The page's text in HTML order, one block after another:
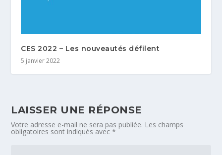
CES 2022 – Les nouveautés défilent
5 janvier 2022
LAISSER UNE RÉPONSE
Votre adresse e-mail ne sera pas publiée. Les champs
obligatoires sont indiqués avec*